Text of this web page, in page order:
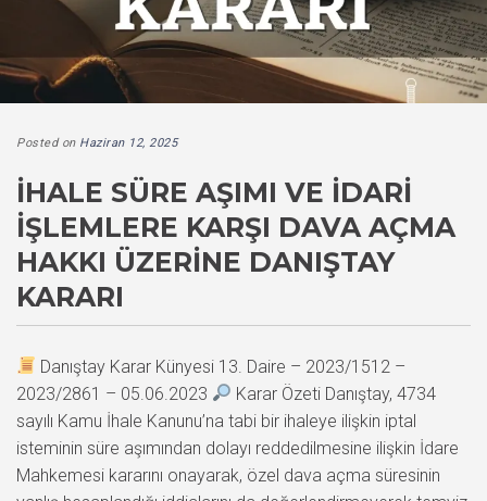
Posted on Haziran 12, 2025
İHALE SÜRE AŞIMI VE İDARI
İŞLEMLERE KARŞI DAVA AÇMA
HAKKI ÜZERINE DANIŞTAY
KARARI
Danıştay Karar Künyesi 13. Daire – 2023/1512 –
2023/2861 – 05.06.2023
Karar Özeti Danıştay, 4734
sayılı Kamu İhale Kanunu’na tabi bir ihaleye ilişkin iptal
isteminin süre aşımından dolayı reddedilmesine ilişkin İdare
Mahkemesi kararını onayarak, özel dava açma süresinin